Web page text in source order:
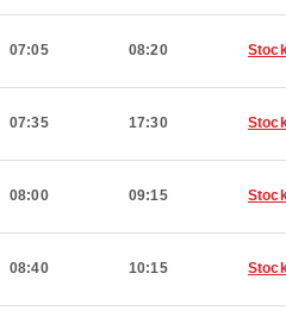
07:05 08:20
07:35 17:30
08:00 09:15
08:40 10:15